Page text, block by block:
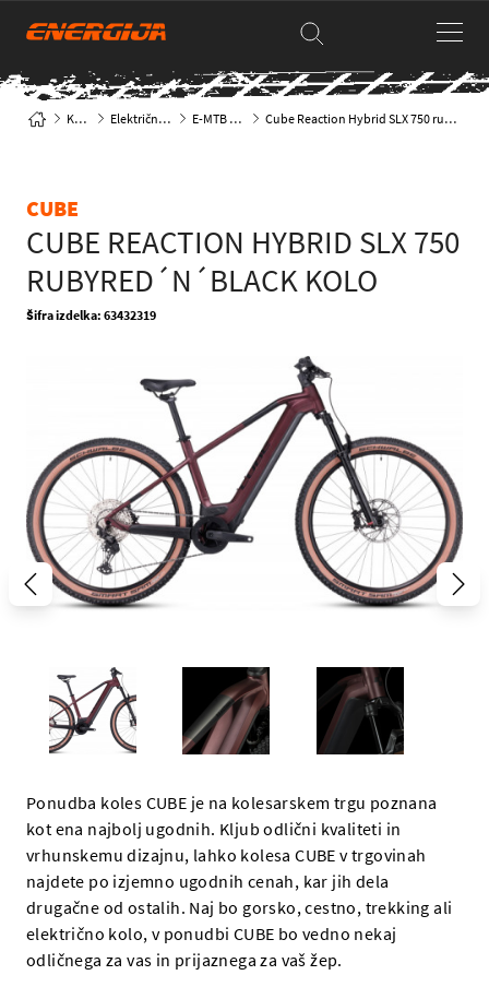
Kolesa Električna kolesa E-MTB hardtail Cube Reaction Hybrid SLX 750 rubyred´n´black kolo
CUBE
CUBE REACTION HYBRID SLX 750
RUBYRED´N´BLACK KOLO
Šifra izdelka: 63432319
Ponudba koles CUBE je na kolesarskem trgu poznana
kot ena najbolj ugodnih. Kljub odlični kvaliteti in
vrhunskemu dizajnu, lahko kolesa CUBE v trgovinah
najdete po izjemno ugodnih cenah, kar jih dela
drugačne od ostalih. Naj bo gorsko, cestno, trekking ali
električno kolo, v ponudbi CUBE bo vedno nekaj
odličnega za vas in prijaznega za vaš žep.